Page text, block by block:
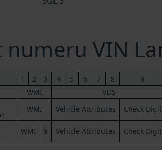
numeru VIN
1 2 3 4 5 6 7 8 9
WMI VDS
WMI Vehicle Attributes Check Digit
WMI 9 Vehicle Attributes Check Digit